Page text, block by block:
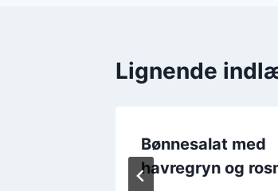
Lignende
Bønnesalat med
havregryn og